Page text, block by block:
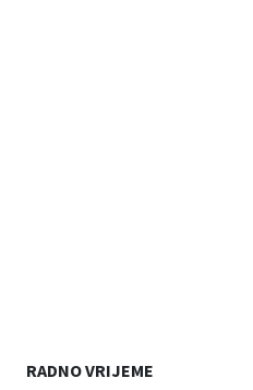
RADNO VRIJEME